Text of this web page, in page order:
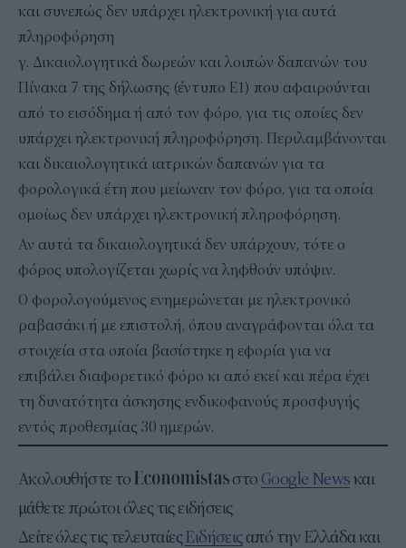
και συνεπώς δεν υπάρχει ηλεκτρονική για αυτά
πληροφόρηση
γ. Δικαιολογητικά δωρεών και λοιπών δαπανών του
Πίνακα 7 της δήλωσης (έντυπο Ε1) που αφαιρούνται
από το εισόδημα ή από τον φόρο, για τις οποίες δεν
υπάρχει ηλεκτρονική πληροφόρηση. Περιλαμβάνονται
και δικαιολογητικά ιατρικών δαπανών για τα
φορολογικά έτη που μείωναν τον φόρο, για τα οποία
ομοίως δεν υπάρχει ηλεκτρονική πληροφόρηση.
Αν αυτά τα δικαιολογητικά δεν υπάρχουν, τότε ο
φόρος υπολογίζεται χωρίς να ληφθούν υπόψιν.
O φορολογούμενος ενημερώνεται με ηλεκτρονικό
ραβασάκι ή με επιστολή, όπου αναγράφονται όλα τα
στοιχεία στα οποία βασίστηκε η εφορία για να
επιβάλει διαφορετικό φόρο κι από εκεί και πέρα έχει
τη δυνατότητα άσκησης ενδικοφανούς προσφυγής
εντός προθεσμίας 30 ημερών.
Ακολουθήστε το στο Google Newsκαι
μάθετε πρώτοι όλες τις ειδήσεις
Δείτε όλες τις τελευταίεςΕιδήσειςαπό την Ελλάδα και